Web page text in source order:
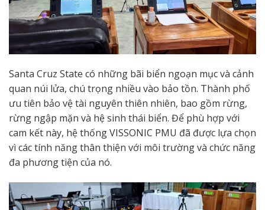
Santa Cruz State có những bãi biển ngoạn mục và cảnh
quan núi lửa, chú trọng nhiều vào bảo tồn. Thành phố
ưu tiên bảo vệ tài nguyên thiên nhiên, bao gồm rừng,
rừng ngập mặn và hệ sinh thái biển. Để phù hợp với
cam kết này, hệ thống VISSONIC PMU đã được lựa chọn
vì các tính năng thân thiện với môi trường và chức năng
đa phương tiện của nó.